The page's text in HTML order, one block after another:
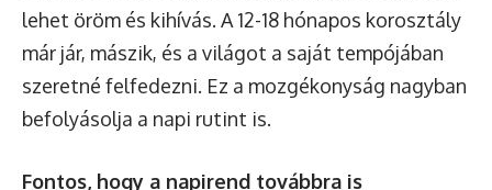
lehet öröm és kihívás. A 12-18 hónapos korosztály
már jár, mászik, és a világot a saját tempójában
szeretné felfedezni. Ez a mozgékonyság nagyban
befolyásolja a napi rutint is.
Fontos, hogy a napirend továbbra is